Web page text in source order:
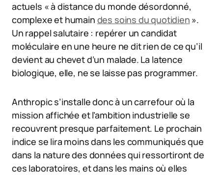
actuels « à distance du monde désordonné,
complexe et humain des soins du quotidien ».
Un rappel salutaire : repérer un candidat
moléculaire en une heure ne dit rien de ce qu’il
devient au chevet d’un malade. La latence
biologique, elle, ne se laisse pas programmer.
Anthropic s’installe donc à un carrefour où la
mission affichée et l’ambition industrielle se
recouvrent presque parfaitement. Le prochain
indice se lira moins dans les communiqués que
dans la nature des données qui ressortiront de
ces laboratoires, et dans les mains où elles